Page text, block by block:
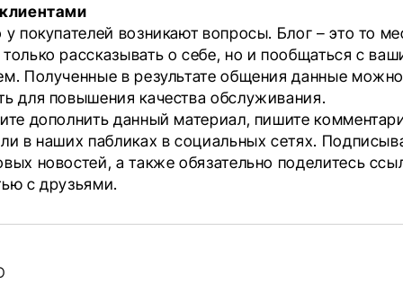
у покупателей возникают вопросы. Блог – это то
рассказывать о себе, но и пообщаться с
Полученные в результате общения данные
для повышения качества обслуживания.
дополнить данный материал, пишите
в наших пабликах в социальных сетях.
новостей, а также обязательно поделитесь
с друзьями.